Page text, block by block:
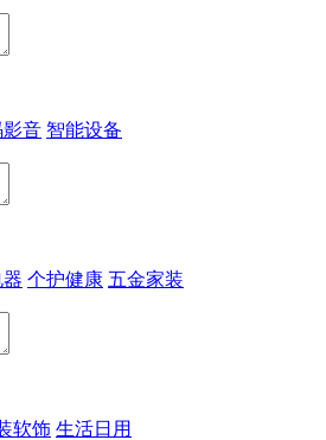
音 智能设备
个护健康 五金家装
软饰 生活日用